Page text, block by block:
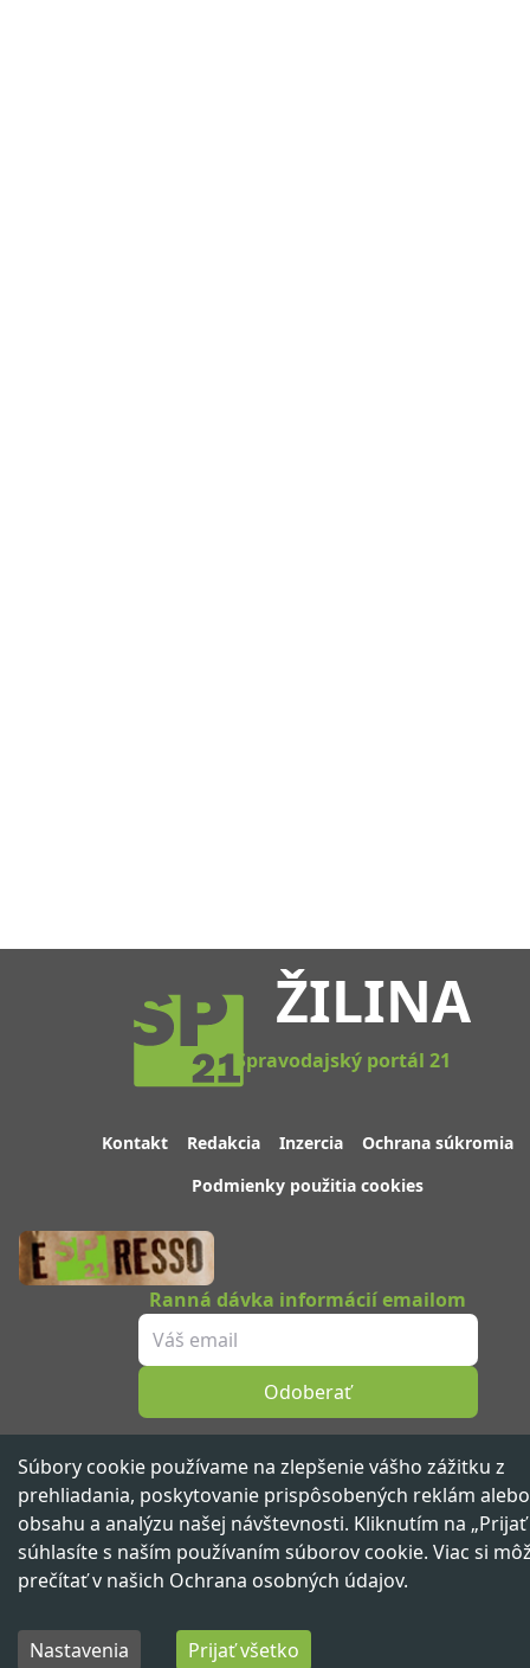
Súbory cookie používame na zlepšenie vášho zážitku z
prehliadania, poskytovanie prispôsobených reklám alebo
obsahu a analýzu našej návštevnosti. Kliknutím na „Prijať
súhlasíte s naším používaním súborov cookie. Viac si
prečítať v našich Ochrana osobných údajov.
Nastavenia Prijať všetko
Domov Najnovšie
ŽILINA
Spravodajský portál 21
Kontakt Redakcia Inzercia
Ochrana súkromia
Podmienky použitia cookies
Ranná dávka informácií emailom
Odoberať
Spravodajský portál 21. storočia ™ ©2026 Všetky práva vyhradené
VydávabeNOW media group,člen skupiny